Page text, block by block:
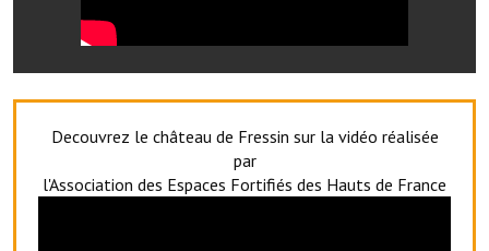
La société musicale de l'Avenir Fressinois
La troupe théâtrale de l'Avenir Fressinois
Les Amis du Patrimoine
Decouvrez le château de Fressin sur la vidéo réalisée
par
l'Association des Espaces Fortifiés des Hauts de France